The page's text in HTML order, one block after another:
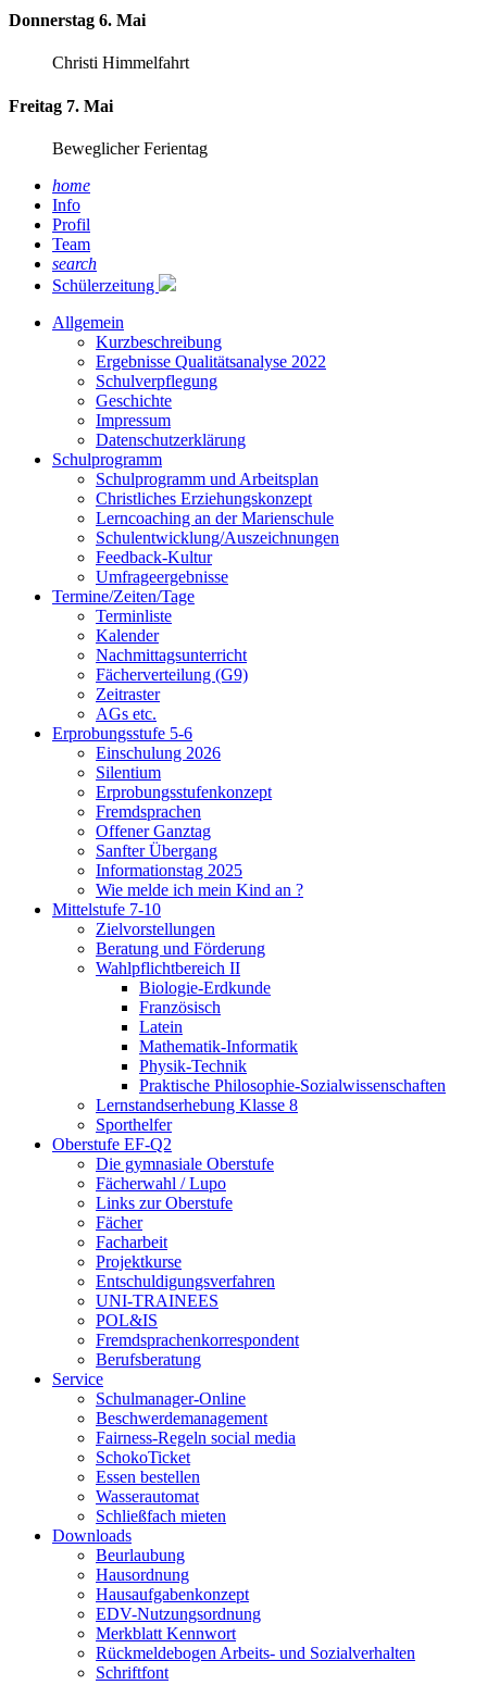
Donnerstag 6. Mai
Christi Himmelfahrt
Freitag 7. Mai
Beweglicher Ferientag
home
Info
Profil
Team
search
Schülerzeitung
Allgemein
Kurzbeschreibung
Ergebnisse Qualitätsanalyse 2022
Schulverpflegung
Geschichte
Impressum
Datenschutzerklärung
Schulprogramm
Schulprogramm und Arbeitsplan
Christliches Erziehungskonzept
Lerncoaching an der Marienschule
Schulentwicklung/Auszeichnungen
Feedback-Kultur
Umfrageergebnisse
Termine/Zeiten/Tage
Terminliste
Kalender
Nachmittagsunterricht
Fächerverteilung (G9)
Zeitraster
AGs etc.
Erprobungsstufe 5-6
Einschulung 2026
Silentium
Erprobungsstufenkonzept
Fremdsprachen
Offener Ganztag
Sanfter Übergang
Informationstag 2025
Wie melde ich mein Kind an ?
Mittelstufe 7-10
Zielvorstellungen
Beratung und Förderung
Wahlpflichtbereich II
Biologie-Erdkunde
Französisch
Latein
Mathematik-Informatik
Physik-Technik
Praktische Philosophie-Sozialwissenschaften
Lernstandserhebung Klasse 8
Sporthelfer
Oberstufe EF-Q2
Die gymnasiale Oberstufe
Fächerwahl / Lupo
Links zur Oberstufe
Fächer
Facharbeit
Projektkurse
Entschuldigungsverfahren
UNI-TRAINEES
POL&IS
Fremdsprachenkorrespondent
Berufsberatung
Service
Schulmanager-Online
Beschwerdemanagement
Fairness-Regeln social media
SchokoTicket
Essen bestellen
Wasserautomat
Schließfach mieten
Downloads
Beurlaubung
Hausordnung
Hausaufgabenkonzept
EDV-Nutzungsordnung
Merkblatt Kennwort
Rückmeldebogen Arbeits- und Sozialverhalten
Schriftfont